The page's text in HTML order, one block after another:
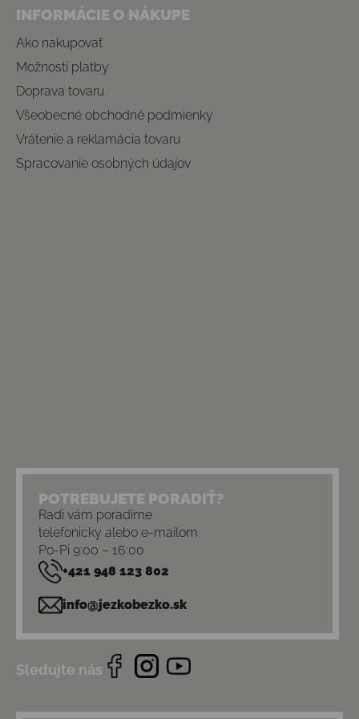
INFORMÁCIE O NÁKUPE
Ako nakupovať
Možnosti platby
Doprava tovaru
Všeobecné obchodné podmienky
Vrátenie a reklamácia tovaru
Spracovanie osobných údajov
POTREBUJETE PORADIŤ?
Radi vám poradíme
telefonicky alebo e-mailom
Po-Pi 9:00 – 16:00
+421 948 123 802
info@jezkobezko.sk
Sledujte nás